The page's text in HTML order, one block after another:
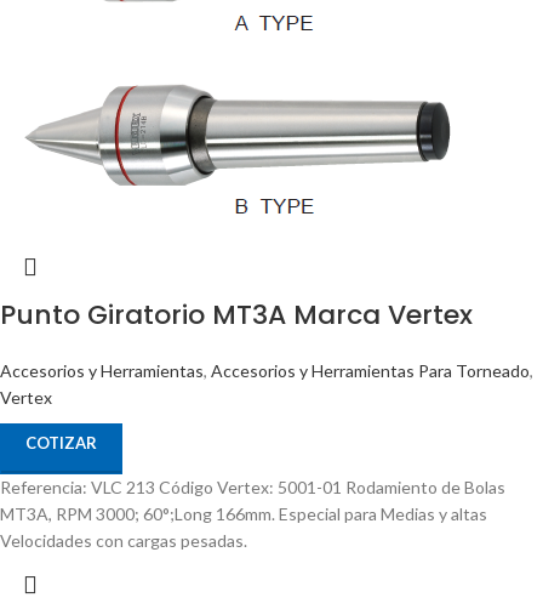
Punto Giratorio MT3A Marca Vertex
Accesorios y Herramientas, Accesorios y Herramientas Para Torneado,
Vertex
COTIZAR
Referencia: VLC 213 Código Vertex: 5001-01 Rodamiento de Bolas
MT3A, RPM 3000; 60°;Long 166mm. Especial para Medias y altas
Velocidades con cargas pesadas.